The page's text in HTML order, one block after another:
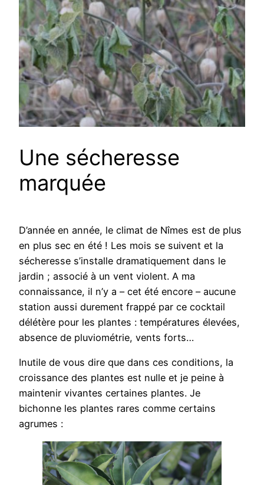
Une sécheresse
marquée
D’année en année, le climat de Nîmes est de plus
en plus sec en été ! Les mois se suivent et la
sécheresse s’installe dramatiquement dans le
jardin ; associé à un vent violent. A ma
connaissance, il n’y a – cet été encore – aucune
station aussi durement frappé par ce cocktail
délétère pour les plantes : températures élevées,
absence de pluviométrie, vents forts…
Inutile de vous dire que dans ces conditions, la
croissance des plantes est nulle et je peine à
maintenir vivantes certaines plantes. Je
bichonne les plantes rares comme certains
agrumes :